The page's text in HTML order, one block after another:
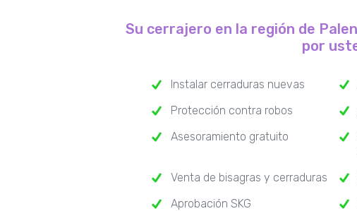
Su cerrajero en la región de
por
Instalar cerraduras nuevas
Protección contra robos
Asesoramiento gratuito
Venta de bisagras y cerraduras
Aprobación SKG